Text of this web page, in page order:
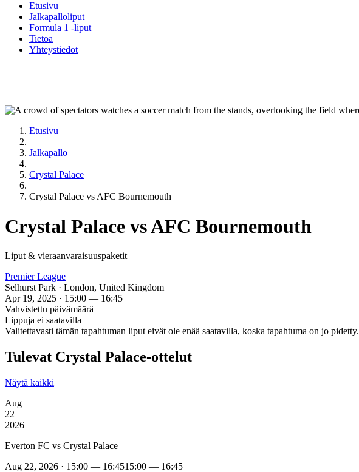
Etusivu
Jalkapalloliput
Formula 1 -liput
Tietoa
Yhteystiedot
Etusivu
Jalkapallo
Crystal Palace
Crystal Palace vs AFC Bournemouth
Crystal Palace vs AFC Bournemouth
Liput & vieraanvaraisuuspaketit
Premier League
Selhurst Park · London, United Kingdom
Apr 19, 2025 · 15:00 — 16:45
Vahvistettu päivämäärä
Lippuja ei saatavilla
Valitettavasti tämän tapahtuman liput eivät ole enää saatavilla, koska tapahtuma on jo pidetty.
Tulevat Crystal Palace-ottelut
Näytä kaikki
Aug
22
2026
Everton FC vs Crystal Palace
Aug 22, 2026 · 15:00 — 16:4515:00 — 16:45